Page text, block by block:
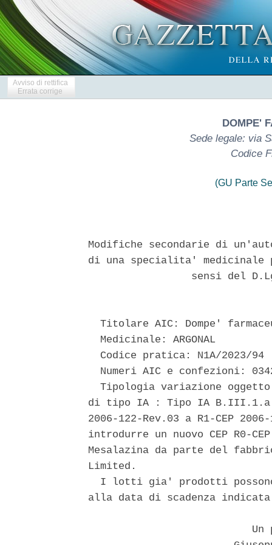
Avviso di rettifica
Errata corrige
DOMPE'
Sede legale: via
Codice
(GU Parte
Modifiche secondarie di
di una specialita' medicinale
sensi del
Titolare AIC: Dompe'
  Medicinale: ARGONAL
  Codice pratica: N1A/2023/94
Numeri AIC e confezioni:
Tipologia variazione
di tipo IA : Tipo IA
2006-122-Rev.03 a R1-CEP
introdurre un nuovo CEP R0-
Mesalazina da parte del
Limited.
I lotti gia' prodotti
alla data di scadenza
Un